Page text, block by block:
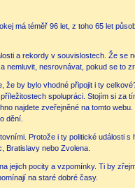
má téměř 96 let, z toho 65 let
a rekordy v souvislostech. Že se
nemluvit, nesrovnávat, pokud se to
by bylo vhodné připojit i ty
spolupráci. Stojím si za
najdete zveřejněné na tomto
dění.
Protože i ty politické události
Bratislavy nebo Zvolena.
jejich pocity a vzpomínky. Ti by
na staré dobré časy.